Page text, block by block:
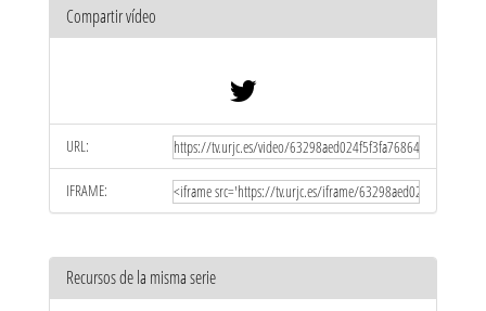
Compartir vídeo
URL:
IFRAME:
Recursos de la misma serie